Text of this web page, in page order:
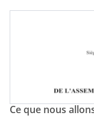
Ce que nous